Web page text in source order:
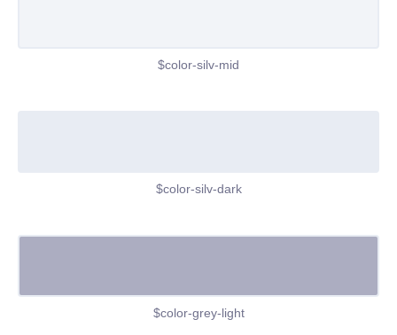
$color-silv-mid
$color-silv-dark
$color-grey-light